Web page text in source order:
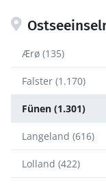
Ærø (135)
Falster (1.170)
Fünen (1.301)
Langeland (616)
Lolland (422)